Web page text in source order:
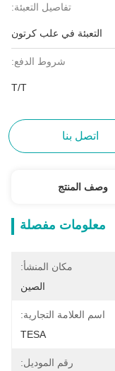
تفاصيل التعبئة:
التعبئة في علب كرتون
شروط الدفع:
T/T
اتصل بنا
وصف المنتج
معلومات مفصلة
مكان المنشأ:
الصين
اسم العلامة التجارية:
TESA
رقم الموديل: